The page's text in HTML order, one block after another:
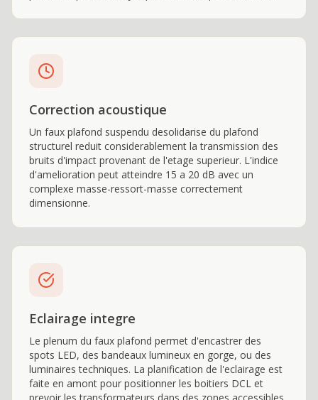
Correction acoustique
Un faux plafond suspendu desolidarise du plafond
structurel reduit considerablement la transmission des
bruits d'impact provenant de l'etage superieur. L'indice
d'amelioration peut atteindre 15 a 20 dB avec un
complexe masse-ressort-masse correctement
dimensionne.
Eclairage integre
Le plenum du faux plafond permet d'encastrer des
spots LED, des bandeaux lumineux en gorge, ou des
luminaires techniques. La planification de l'eclairage est
faite en amont pour positionner les boitiers DCL et